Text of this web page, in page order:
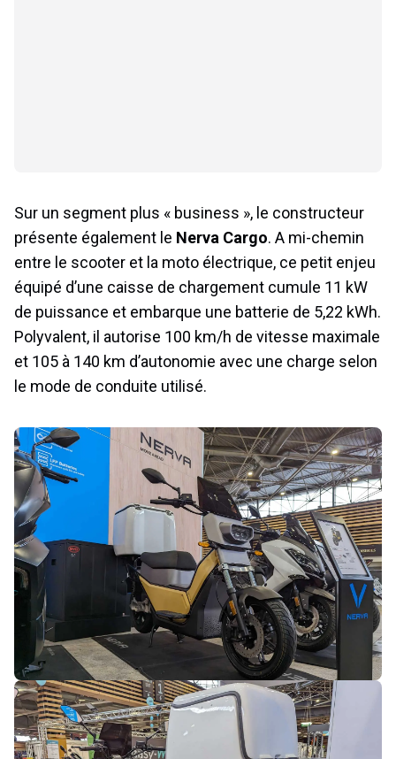
Sur un segment plus « business », le constructeur
présente également le Nerva Cargo. A mi-chemin
entre le scooter et la moto électrique, ce petit enjeu
équipé d’une caisse de chargement cumule 11 kW
de puissance et embarque une batterie de 5,22 kWh.
Polyvalent, il autorise 100 km/h de vitesse maximale
et 105 à 140 km d’autonomie avec une charge selon
le mode de conduite utilisé.